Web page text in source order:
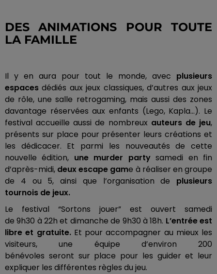
DES ANIMATIONS POUR TOUTE
LA FAMILLE
Il y en aura pour tout le monde, avec plusieurs
espaces dédiés aux jeux classiques, d’autres aux jeux
de rôle, une salle retrogaming, mais aussi des zones
davantage réservées aux enfants (Lego, Kapla…). Le
festival accueille aussi de nombreux auteurs de jeu,
présents sur place pour présenter leurs créations et
les dédicacer. Et parmi les nouveautés de cette
nouvelle édition, une murder partysamedi en fin
d’après-midi, deux escape game à réaliser en groupe
de 4 ou 5, ainsi que l’organisation de plusieurs
tournois de jeux.
Le festival “Sortons jouer” est ouvert samedi
de9h30 à22h et dimanche de 9h30 à18h. L’entrée est
libre et gratuite.Et pour accompagner au mieux les
visiteurs, une équipe d’environ 200
bénévoles seront sur place pour les guider et leur
expliquer les différentes règles du jeu.